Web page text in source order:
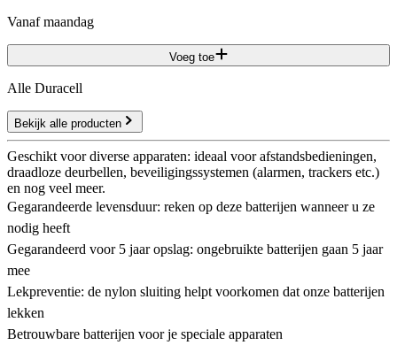
vanaf maandag
Voeg toe
Alle Duracell
Bekijk alle producten
Geschikt voor diverse apparaten: ideaal voor afstandsbedieningen,
draadloze deurbellen, beveiligingssystemen (alarmen, trackers etc.)
en nog veel meer.
Gegarandeerde levensduur: reken op deze batterijen wanneer u ze
nodig heeft
Gegarandeerd voor 5 jaar opslag: ongebruikte batterijen gaan 5 jaar
mee
Lekpreventie: de nylon sluiting helpt voorkomen dat onze batterijen
lekken
Betrouwbare batterijen voor je speciale apparaten